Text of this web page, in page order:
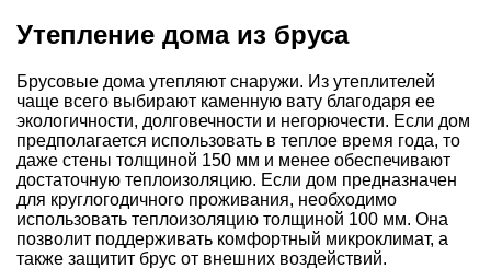
Утепление дома из бруса
Брусовые дома утепляют снаружи. Из утеплителей
чаще всего выбирают каменную вату благодаря ее
экологичности, долговечности и негорючести. Если дом
предполагается использовать в теплое время года, то
даже стены толщиной 150 мм и менее обеспечивают
достаточную теплоизоляцию. Если дом предназначен
для круглогодичного проживания, необходимо
использовать теплоизоляцию толщиной 100 мм. Она
позволит поддерживать комфортный микроклимат, а
также защитит брус от внешних воздействий.